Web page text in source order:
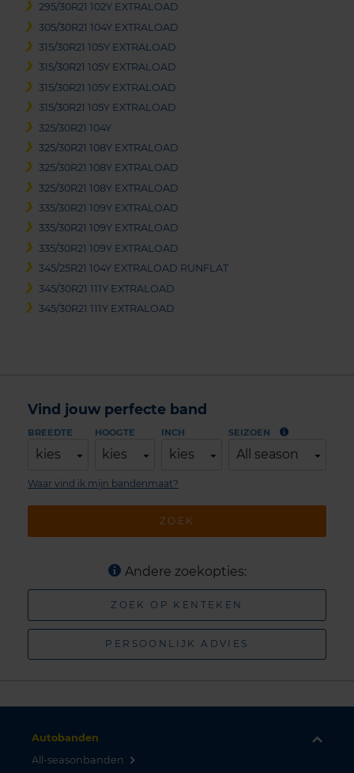
295/30R21 102Y EXTRALOAD
305/30R21 104Y EXTRALOAD
315/30R21 105Y EXTRALOAD
315/30R21 105Y EXTRALOAD
315/30R21 105Y EXTRALOAD
315/30R21 105Y EXTRALOAD
325/30R21 104Y
325/30R21 108Y EXTRALOAD
325/30R21 108Y EXTRALOAD
325/30R21 108Y EXTRALOAD
335/30R21 109Y EXTRALOAD
335/30R21 109Y EXTRALOAD
335/30R21 109Y EXTRALOAD
345/25R21 104Y EXTRALOAD RUNFLAT
345/30R21 111Y EXTRALOAD
345/30R21 111Y EXTRALOAD
Vind jouw perfecte band
BREEDTE
kies
HOOGTE
kies
INCH
kies
SEIZOEN
All season
ZOEK
Waar vind ik mijn bandenmaat?
Andere zoekopties:
ZOEK OP KENTEKEN
PERSOONLIJK ADVIES
Autobanden
All-seasonbanden